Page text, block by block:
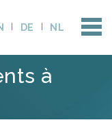
DE NL
à